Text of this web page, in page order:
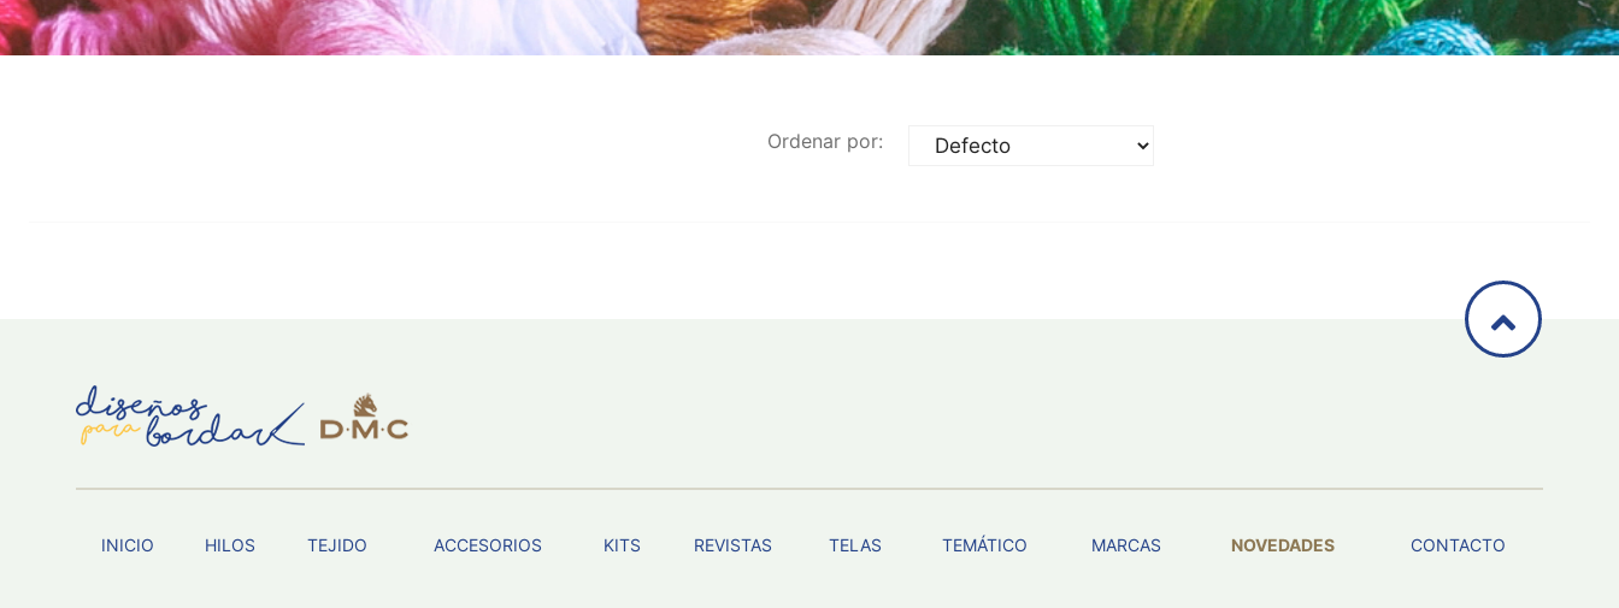
Ordenar por:
INICIO HILOS TEJIDO ACCESORIOS KITS REVISTAS TELAS TEMÁTICO MARCAS NOVEDADES CONTACTO